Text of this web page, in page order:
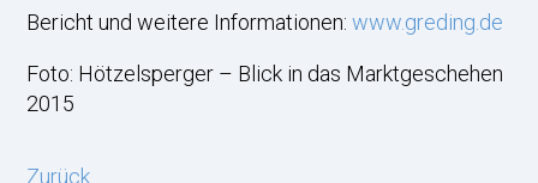
Bericht und weitere Informationen:www.greding.de
Foto: Hötzelsperger – Blick in das Marktgeschehen
2015
Zurück